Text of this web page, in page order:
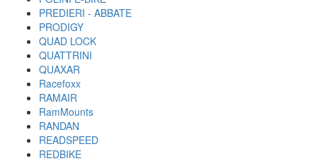
PREDIERI - ABBATE
PRODIGY
QUAD LOCK
QUATTRINI
QUAXAR
Racefoxx
RAMAIR
RamMounts
RANDAN
READSPEED
REDBIKE